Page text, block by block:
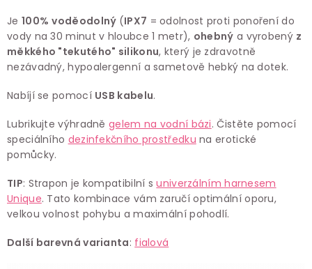
Je 100% voděodolný (IPX7 = odolnost proti ponoření do
vody na 30 minut v hloubce 1 metr), ohebný a vyrobený z
měkkého "tekutého" silikonu, který je zdravotně
nezávadný, hypoalergenní a sametově hebký na dotek.
Nabíjí se pomocí USB kabelu.
Lubrikujte výhradněgelem na vodní bázi. Čistěte pomocí
speciálního dezinfekčního prostředku na erotické
pomůcky.
TIP: Strapon je kompatibilní suniverzálním harnesem
Unique. Tato kombinace vám zaručí optimální oporu,
velkou volnost pohybu a maximální pohodlí.
Další barevná varianta: fialová